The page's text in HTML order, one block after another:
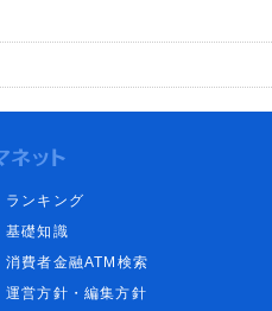
ランキング
基礎知識
消費者金融ATM検索
運営方針・編集方針